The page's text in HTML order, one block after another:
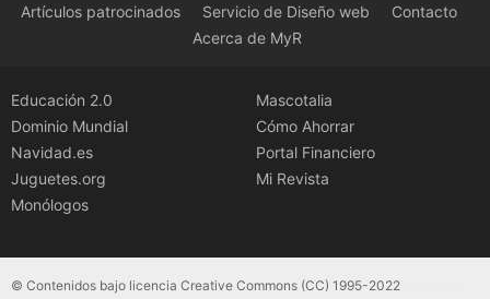
Artículos patrocinados Servicio de Diseño web
Contacto
Acerca de MyR
Educación 2.0
Dominio Mundial
Navidad.es
Juguetes.org
Monólogos
Mascotalia
Cómo Ahorrar
Portal Financiero
Mi Revista
© Contenidos bajo licencia Creative Commons (CC) 1995-2022